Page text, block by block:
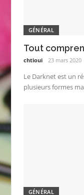
GÉNÉRAL
Tout
chtioui 23 mars 2020
Le Darknet est un
plusieurs formes
GÉNÉRAL